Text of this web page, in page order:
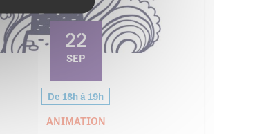
22
SEP
De 18h à 19h
ANIMATION